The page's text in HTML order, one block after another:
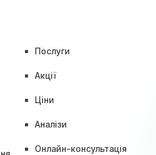
Послуги
Акції
Ціни
Аналізи
Онлайн-консультація